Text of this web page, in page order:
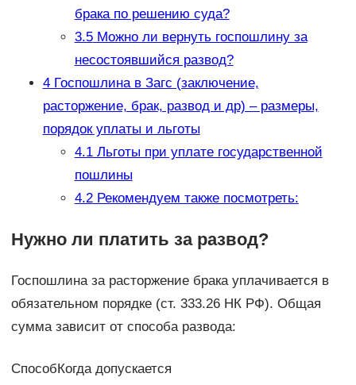
брака по решению суда?
3.5Можно ли вернуть госпошлину за
несостоявшийся развод?
4Госпошлина в Загс (заключение,
расторжение, брак, развод и др) – размеры,
порядок уплаты и льготы
4.1Льготы при уплате государственной
пошлины
4.2Рекомендуем также посмотреть:
Нужно ли платить за развод?
Госпошлина за расторжение брака уплачивается в
обязательном порядке (ст. 333.26 НК РФ). Общая
сумма зависит от способа развода:
СпособКогда допускается